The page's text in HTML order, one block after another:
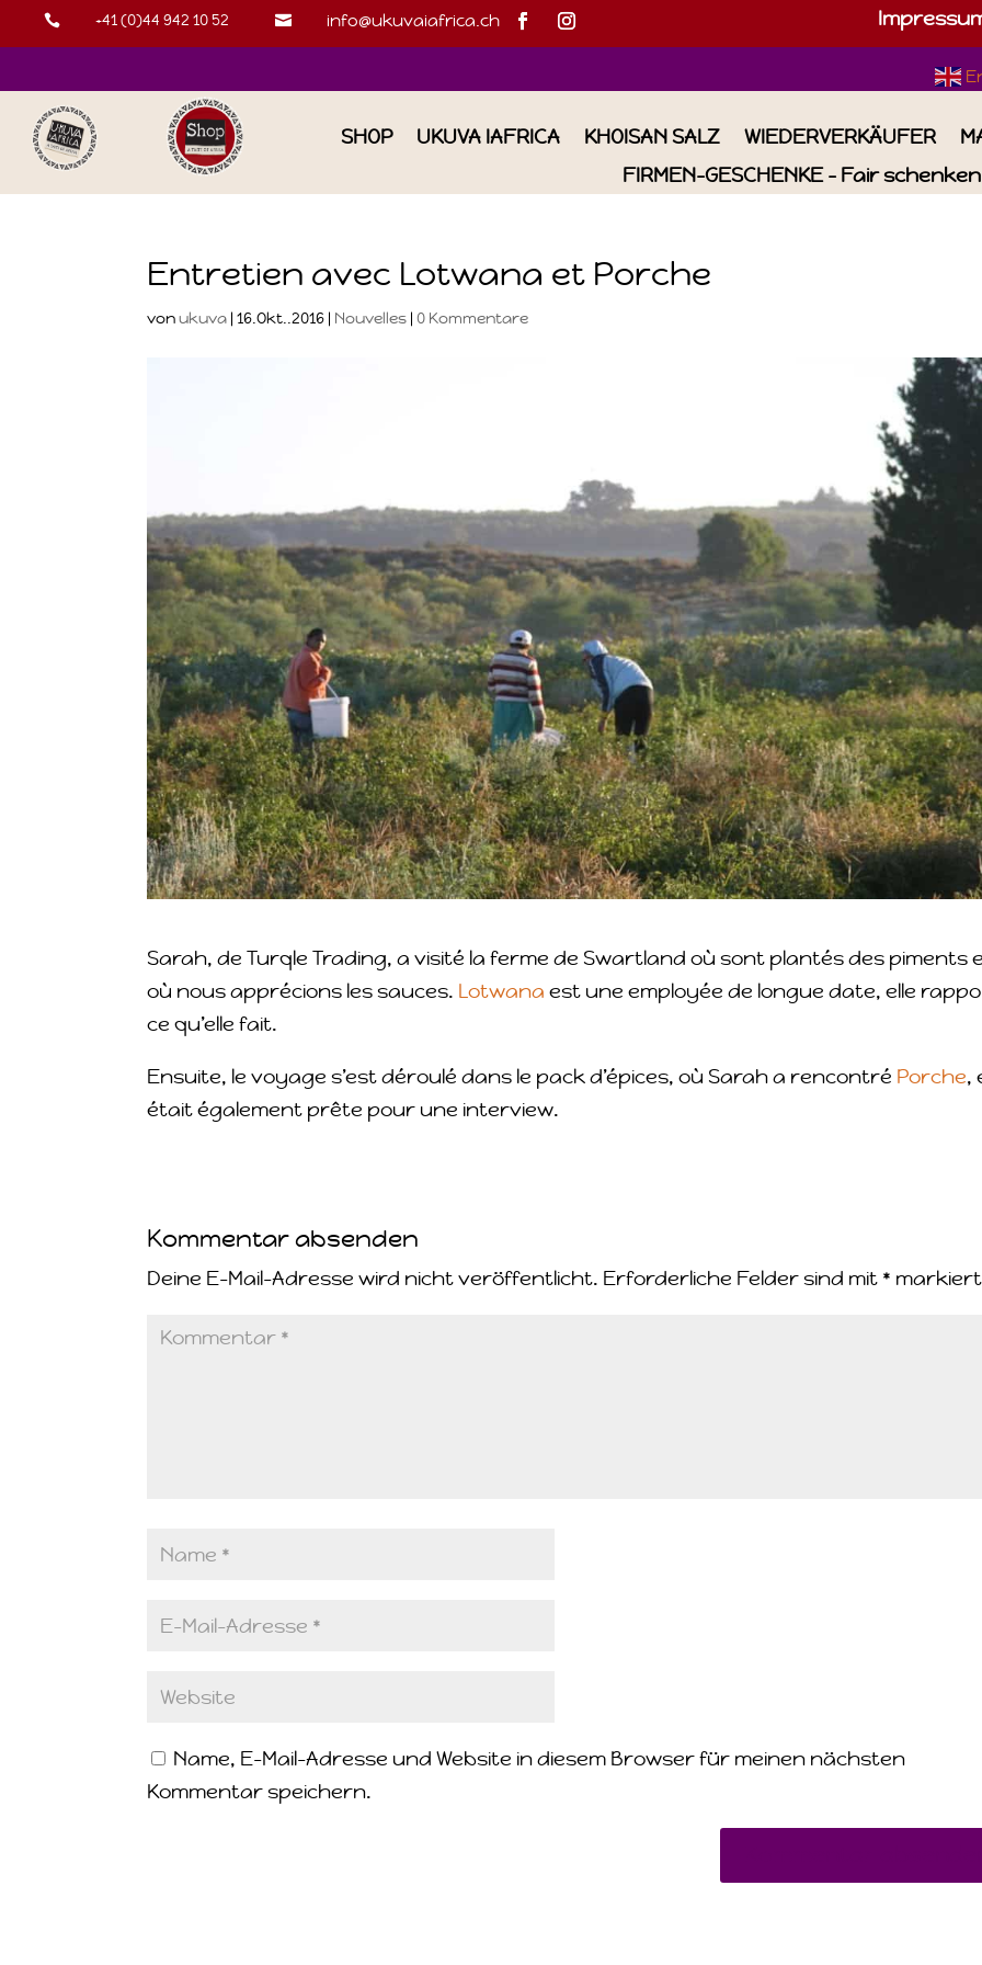
 +41 (0)44 942 10 52  info@ukuvaiafrica.ch
SHOP UKUVA IAFRICA KHOISAN SALZ WIEDERVERKÄUFER
FIRMEN-GESCHENKE – Fair
Entretien avec Lotwana et Porche
vonukuva |16.Okt..2016 | Nouvelles |0 Kommentare
Sarah, de Turqle Trading, a visité la ferme de Swartland où sont plantés des piments
où nous apprécions les sauces. Lotwana est une employée de longue date, elle
ce qu’elle fait.
Ensuite, le voyage s’est déroulé dans le pack d’épices, où Sarah a rencontré Porche,
était également prête pour une interview.
Kommentar absenden
Deine E-Mail-Adresse wird nicht veröffentlicht. Erforderliche Felder sind mit * markiert
Name, E-Mail-Adresse und Website in diesem Browser für meinen nächsten
Kommentar speichern.